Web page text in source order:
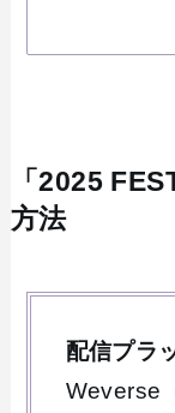
「2025
方法
配信プラ
Weverse